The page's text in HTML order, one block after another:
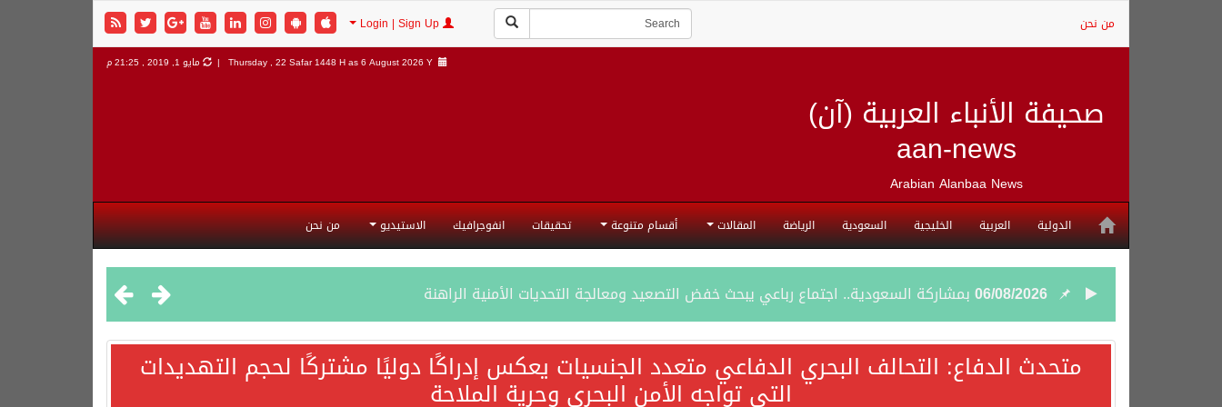
من نحن
صحيفة الأنباء العربية (آن)
aan-news
Arabian Alanbaa News
Thursday , 22 Safar 1448 H as6 August 2026 Y | مايو 1, 2019 , 21:25 م
الدولية العربية الخليجية السعودية الرياضة المقالات أقسام متنوعة تحقيقات انفوجرافيك الاستيديو من نحن
06/08/2026 بمشاركة السعودية.. اجتماع رباعي يبحث خفض التصعيد ومعالجة التحديات الأمنية الراهنة
05/08/2026وزير الخارجية السعودي: جميع إجراءات إسرائيل الأحادية في أراضي فلسطين باطلة
متحدث الدفاع: التحالف البحري الدفاعي متعدد الجنسيات يعكس إدراكًا دوليًا مشتركًا لحجم التهديدات
التي تواجه الأمن البحري وحرية الملاحة